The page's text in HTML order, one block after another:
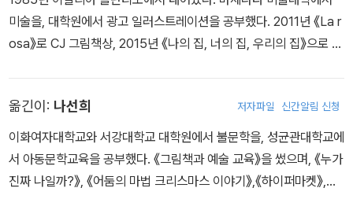
그림책으로 는 『나는 기다립니다』, 『피아노 치기는 지겨워』, 『완두』,
『내 안에 공룡이 있어요!』, 『나의 작은 아빠』, 『작가』, 『끝까지 제대
『누구 잘못일까?』, 『저기요, 이제 그만해요!』, 『작아지고 작아져서』,
『레오폴다?』 등이 있습니다.
미술을, 대학원에서 광고 일러스트레이션을 공부했다. 2011년 《La r
osa》로 CJ 그림책상, 2015년 《나의 집, 너의 집, 우리의 집》으로 볼
의 마법 크리스마스 이야기》로 프레미오 안데르센상 최고의 일러스
트레이터에 선정되었다. 우리나라에서 출간된 작품으로는 《누가 진
짜 나일까?》, 《어둠의 마법 크리스마스 이야기》, 《그림자의 섬》, 《마
리 퀴리》, 《나의 집, 너의 집, 우리의 집》 등이 있다.
옮긴이: 나선희 저자파일 신간알림 신청
이화여자대학교와 서강대학교 대학원에서 불문학을, 성균관대학교에
서 아동문학교육을 공부했다. 《그림책과 예술 교육》을 썼으며, 《누가
진짜 나일까?》, 《어둠의 마법 크리스마스 이야기》,《하이퍼마켓》,